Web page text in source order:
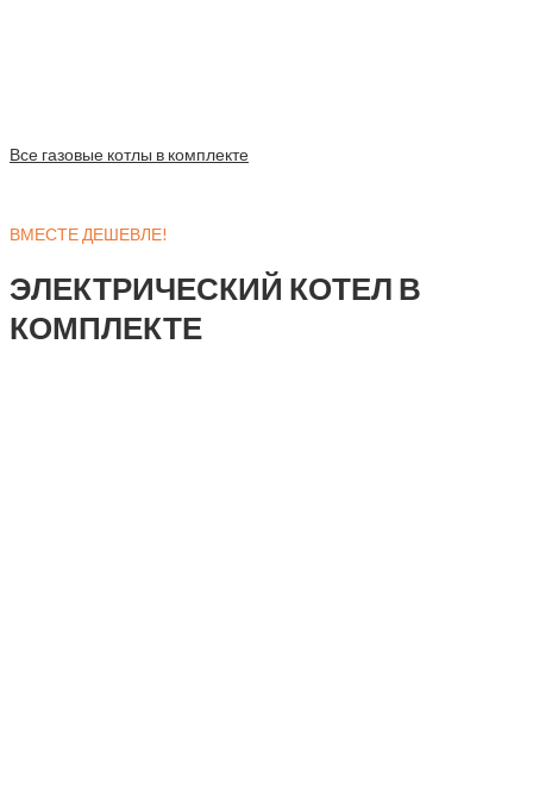
Все газовые котлы в комплекте
ВМЕСТЕ ДЕШЕВЛЕ!
ЭЛЕКТРИЧЕСКИЙ КОТЕЛ В
КОМПЛЕКТЕ